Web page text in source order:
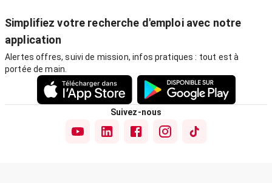
Simplifiez votre recherche d'emploi avec notre
application
Alertes offres, suivi de mission, infos pratiques : tout est à
portée de main.
Suivez-nous